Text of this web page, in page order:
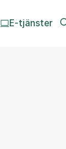
E-tjänster